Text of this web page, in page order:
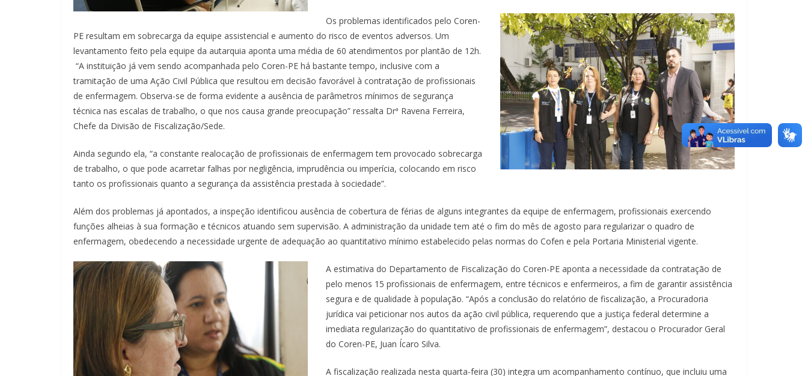
Os problemas identificados pelo Coren-
PE resultam em sobrecarga da equipe assistencial e aumento do risco de eventos adversos. Um
levantamento feito pela equipe da autarquia aponta uma média de 60 atendimentos por plantão de 12h.
“A instituição já vem sendo acompanhada pelo Coren-PE há bastante tempo, inclusive com a
tramitação de uma Ação Civil Pública que resultou em decisão favorável à contratação de profissionais
de enfermagem. Observa-se de forma evidente a ausência de parâmetros mínimos de segurança
técnica nas escalas de trabalho, o que nos causa grande preocupação” ressalta Drª Ravena Ferreira,
Chefe da Divisão de Fiscalização/Sede.
Ainda segundo ela, “a constante realocação de profissionais de enfermagem tem provocado sobrecarga
de trabalho, o que pode acarretar falhas por negligência, imprudência ou imperícia, colocando em risco
tanto os profissionais quanto a segurança da assistência prestada à sociedade”.
Além dos problemas já apontados, a inspeção identificou ausência de cobertura de férias de alguns integrantes da equipe de enfermagem, profissionais exercendo
funções alheias à sua formação e técnicos atuando sem supervisão. A administração da unidade tem até o fim do mês de agosto para regularizar o quadro de
enfermagem, obedecendo a necessidade urgente de adequação ao quantitativo mínimo estabelecido pelas normas do Cofen e pela Portaria Ministerial vigente.
A estimativa do Departamento de Fiscalização do Coren-PE aponta a necessidade da contratação de
pelo menos 15 profissionais de enfermagem, entre técnicos e enfermeiros, a fim de garantir assistência
segura e de qualidade à população. “Após a conclusão do relatório de fiscalização, a Procuradoria
jurídica vai peticionar nos autos da ação civil pública, requerendo que a justiça federal determine a
imediata regularização do quantitativo de profissionais de enfermagem”, destacou o Procurador Geral
do Coren-PE, Juan Ícaro Silva.
A fiscalização realizada nesta quarta-feira (30) integra um acompanhamento contínuo, que incluiu uma